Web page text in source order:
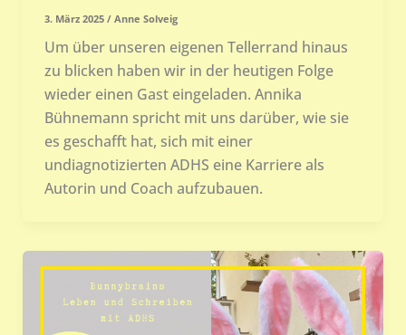
3. März 2025 / Anne Solveig
Um über unseren eigenen Tellerrand hinaus
zu blicken haben wir in der heutigen Folge
wieder einen Gast eingeladen. Annika
Bühnemann spricht mit uns darüber, wie sie
es geschafft hat, sich mit einer
undiagnotizierten ADHS eine Karriere als
Autorin und Coach aufzubauen.